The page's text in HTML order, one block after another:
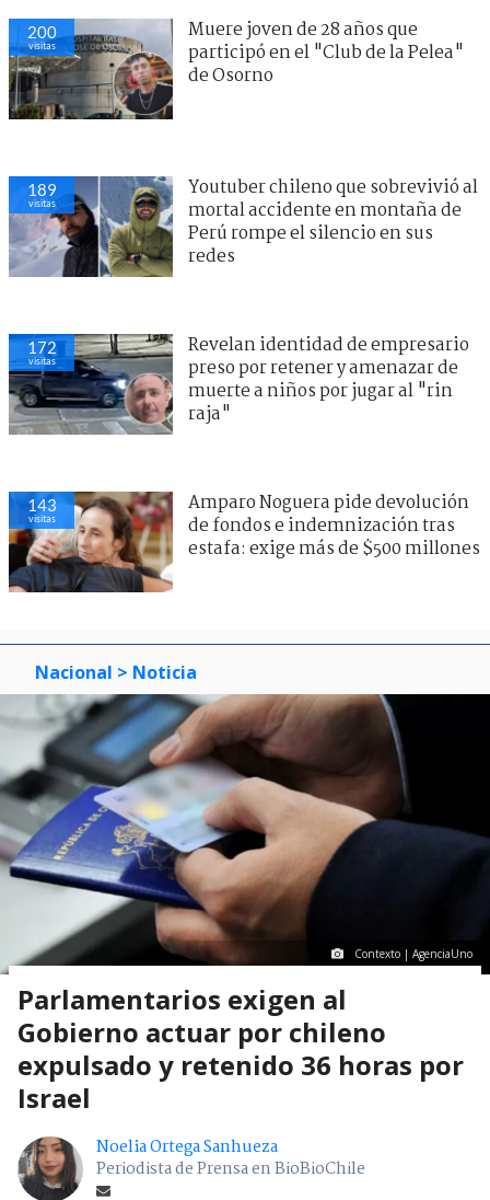
200
visitas
Muere joven de 28 años que
participó en el "Club de la Pelea"
de Osorno
189
visitas
Youtuber chileno que sobrevivió al
mortal accidente en montaña de
Perú rompe el silencio en sus
redes
172
visitas
Revelan identidad de empresario
preso por retener y amenazar de
muerte a niños por jugar al "rin
raja"
143
visitas
Amparo Noguera pide devolución
de fondos e indemnización tras
estafa: exige más de $500 millones
Nacional > Noticia
Contexto | AgenciaUno
Parlamentarios exigen al
Gobierno actuar por chileno
expulsado y retenido 36 horas por
Israel
Noelia Ortega Sanhueza
Periodista de Prensa en BioBioChile